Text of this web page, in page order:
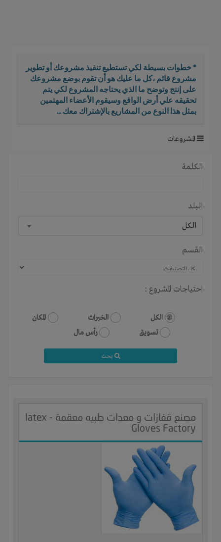
n
* خطوات بسيطة لكي تستطيع تنفيذ مشروعك أو تطوير
مشروع قائم ،كل ما عليك هو أن تقوم بوضع مشروعك
على إنتج وتوضح ما الذي يحتاجه المشروع لكي يتم
تحقيقه علي أرض الواقع وسيقوم الأعضاء المهتمين
بمثل هذا النوع من المشاريع بالإشتراك معك ...
المشروعات
الكلمة
البلد
الكل
القسم
احتياجات المشروع :
الكل الخبرات
المكان
تسويق
رأس مال
مصنع قفازات و معدات طبيه معقمة - latex
Gloves Factory